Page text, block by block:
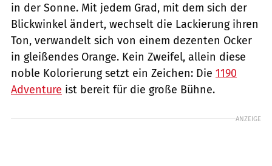
in der Sonne. Mit jedem Grad, mit dem sich der
Blickwinkel ändert, wechselt die Lackierung ihren
Ton, verwandelt sich von einem dezenten Ocker
in gleißendes Orange. Kein Zweifel, allein diese
noble Kolorierung setzt ein Zeichen: Die 1190
Adventure ist bereit für die große Bühne.
ANZEIGE